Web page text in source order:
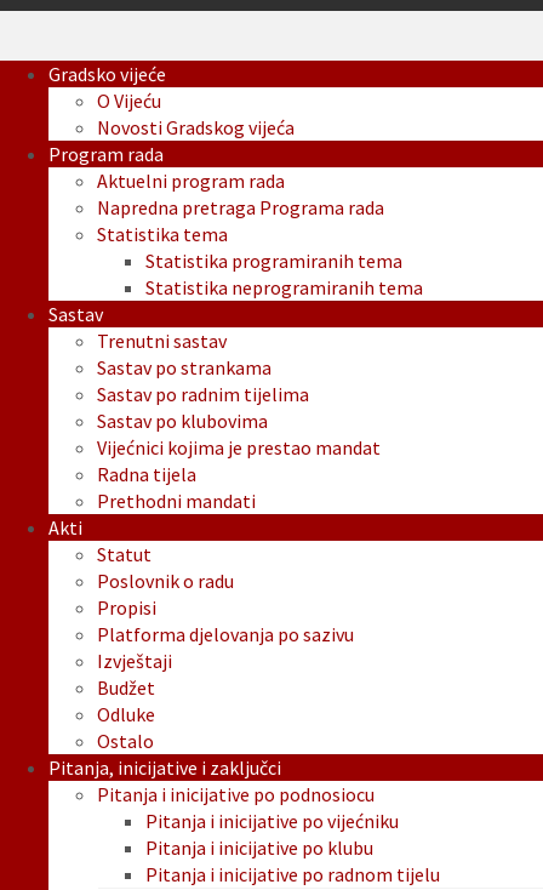
Gradsko vijeće
O Vijeću
Novosti Gradskog vijeća
Program rada
Aktuelni program rada
Napredna pretraga Programa rada
Statistika tema
Statistika programiranih tema
Statistika neprogramiranih tema
Sastav
Trenutni sastav
Sastav po strankama
Sastav po radnim tijelima
Sastav po klubovima
Vijećnici kojima je prestao mandat
Radna tijela
Prethodni mandati
Akti
Statut
Poslovnik o radu
Propisi
Platforma djelovanja po sazivu
Izvještaji
Budžet
Odluke
Ostalo
Pitanja, inicijative i zaključci
Pitanja i inicijative po podnosiocu
Pitanja i inicijative po vijećniku
Pitanja i inicijative po klubu
Pitanja i inicijative po radnom tijelu